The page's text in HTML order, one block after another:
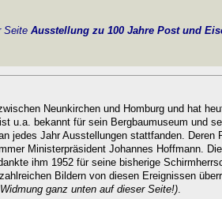
Ausstellung zu 100 Jahre Post und
Neunkirchen und Homburg und hat
u.a. bekannt für sein Bergbaumuseum und
jedes Jahr Ausstellungen stattfanden. Deren
Ministerpräsident Johannes Hoffmann.
ihm 1952 für seine bisherige
Bildern von diesen Ereignissen
ganz unten auf dieser Seite!).